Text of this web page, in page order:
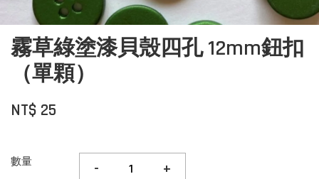
霧草綠塗漆貝殼四孔 12mm鈕扣
（單顆）
NT$ 25
數量 - +